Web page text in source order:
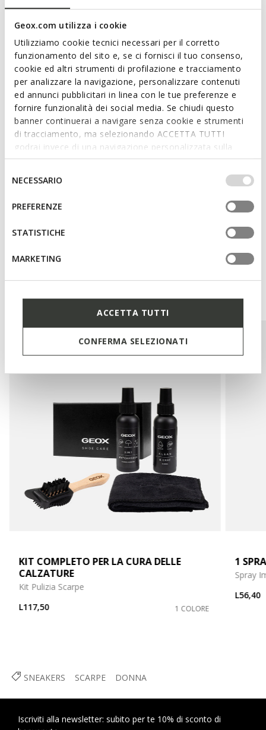
Geox.com utilizza i cookie
Utilizziamo cookie tecnici necessari per il corretto
funzionamento del sito e, se ci fornisci il tuo consenso,
cookie ed altri strumenti di profilazione e tracciamento
per analizzare la navigazione, personalizzare contenuti
ed annunci pubblicitari in linea con le tue preferenze e
fornire funzionalità dei social media. Se chiudi questo
banner continuerai a navigare senza cookie e strumenti
di tracciamento, ma selezionando ACCETTA TUTTI
godrai invece di una navigazione personalizzata sulla
base dei tuoi gusti ed interessi. Selezionando
IMPOSTAZIONI potrai anche scegliere quali cookies ed
altri strumenti di tracciamento autorizzare. Per maggiori
informazioni o per modificare in qualsiasi momento le
tue impostazioni, visita la nostra
del
consenso
NECESSARIO
PREFERENZE
STATISTICHE
MARKETING
ACCETTA TUTTI
CONFERMA SELEZIONATI
CODICE PRODOTTO:D655JA08532C1S1Z
Caratteristiche
Acquistando questo prodotto sostieni le
concerie certificate Leather Working Group
Altezza suola: 4,5 cm / 1,8"
Materiali
Tecnologie
SNEAKERS SCARPE DONNA
Potrebbe piacerti anche
KIT COMPLETO PER LA CURA DELLE
CALZATURE
Kit Pulizia Scarpe
L117,50
1 COLORE
1
Spray
L56,40
Iscriviti alla newsletter: subito per te 10% di sconto di